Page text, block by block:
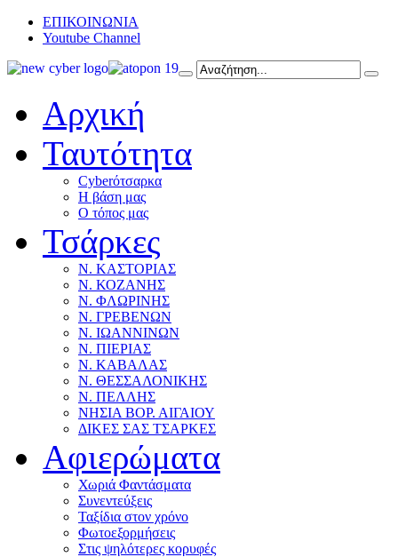
ΕΠΙΚΟΙΝΩΝΙΑ
Youtube Channel
Αρχική
Ταυτότητα
Cyberότσαρκα
Η βάση μας
Ο τόπος μας
Τσάρκες
Ν. ΚΑΣΤΟΡΙΑΣ
Ν. ΚΟΖΑΝΗΣ
Ν. ΦΛΩΡΙΝΗΣ
Ν. ΓΡΕΒΕΝΩΝ
Ν. ΙΩΑΝΝΙΝΩΝ
Ν. ΠΙΕΡΙΑΣ
Ν. ΚΑΒΑΛΑΣ
Ν. ΘΕΣΣΑΛΟΝΙΚΗΣ
Ν. ΠΕΛΛΗΣ
ΝΗΣΙΑ ΒΟΡ. ΑΙΓΑΙΟΥ
ΔΙΚΕΣ ΣΑΣ ΤΣΑΡΚΕΣ
Αφιερώματα
Χωριά Φαντάσματα
Συνεντεύξεις
Ταξίδια στον χρόνο
Φωτοεξορμήσεις
Στις ψηλότερες κορυφές